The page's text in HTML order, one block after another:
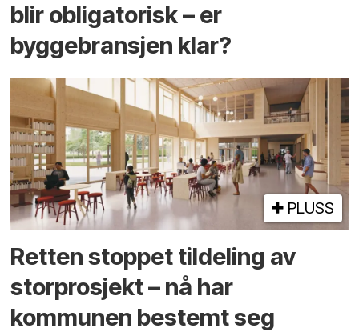
blir obligatorisk – er
byggebransjen klar?
PLUSS
Retten stoppet tildeling av
storprosjekt – nå har
kommunen bestemt seg